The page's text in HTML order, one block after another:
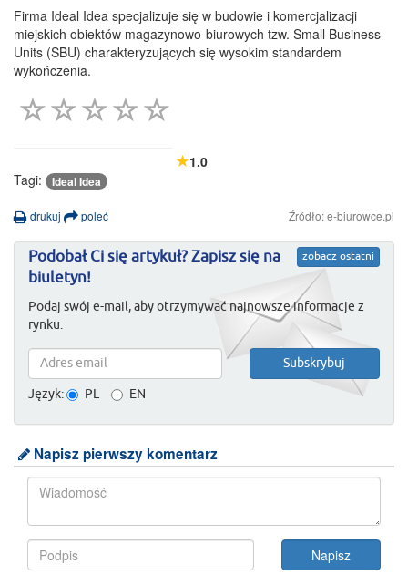
Firma Ideal Idea specjalizuje się w budowie i komercjalizacji
miejskich obiektów magazynowo-biurowych tzw. Small Business
Units (SBU) charakteryzujących się wysokim standardem
wykończenia.
1.0
Tagi:
Ideal Idea
drukuj poleć Źródło: e-biurowce.pl
zobacz ostatni
Podobał Ci się artykuł? Zapisz się na
biuletyn!
Podaj swój e-mail, aby otrzymywać najnowsze informacje z
rynku.
Język: PL EN
Napisz pierwszy komentarz